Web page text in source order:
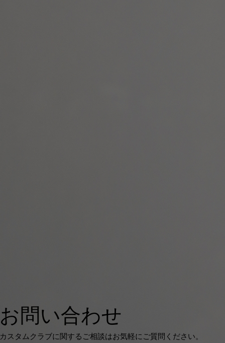
お問い合わせ
カスタムクラブに関するご相談はお気軽にご質問ください。